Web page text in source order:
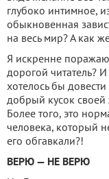
глубоко интимное,
обыкновенная
на весь мир? А как
Я искренне
дорогой читатель?
хотелось бы
добрый кусок
Более того, это
человека, который
его обгавкали?!
ВЕРЮ — НЕ ВЕРЮ